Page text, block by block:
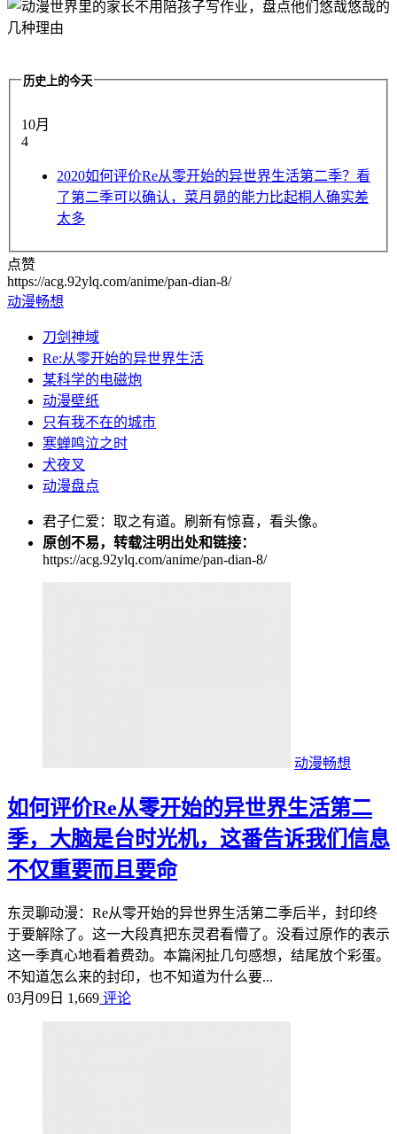
历史上的今天
10月
4
2020如何评价Re从零开始的异世界生活第二季？看
了第二季可以确认，菜月昴的能力比起桐人确实差
太多
点赞
https://acg.92ylq.com/anime/pan-dian-8/
动漫畅想
刀剑神域
Re:从零开始的异世界生活
某科学的电磁炮
动漫壁纸
只有我不在的城市
寒蝉鸣泣之时
犬夜叉
动漫盘点
君子仁爱：取之有道。刷新有惊喜，看头像。
原创不易，转载注明出处和链接：
https://acg.92ylq.com/anime/pan-dian-8/
动漫畅想
如何评价Re从零开始的异世界生活第二
季，大脑是台时光机，这番告诉我们信息
不仅重要而且要命
东灵聊动漫：Re从零开始的异世界生活第二季后半，封印终
于要解除了。这一大段真把东灵君看懵了。没看过原作的表示
这一季真心地看着费劲。本篇闲扯几句感想，结尾放个彩蛋。
不知道怎么来的封印，也不知道为什么要...
03月09日 1,669 评论